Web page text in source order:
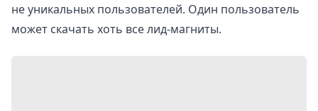
не уникальных пользователей. Один пользователь
может скачать хоть все лид-магниты.